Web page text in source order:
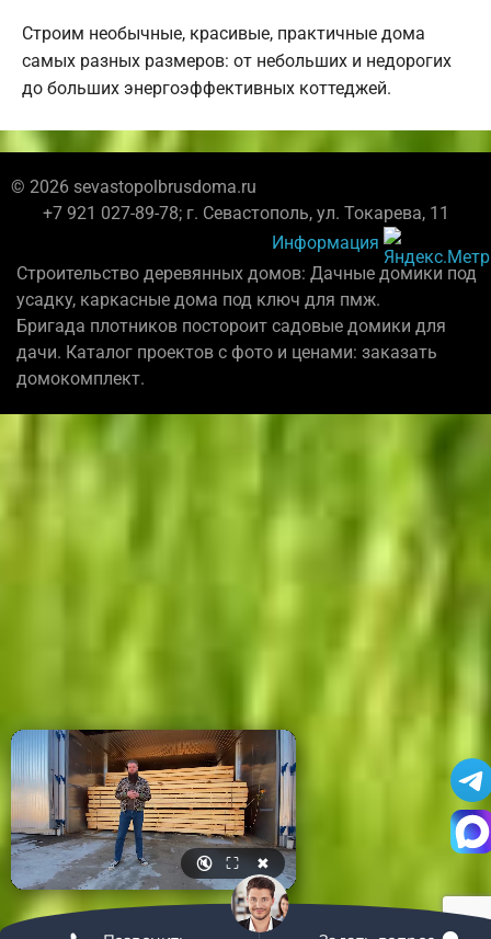
Строим необычные, красивые, практичные дома
самых разных размеров: от небольших и недорогих
до больших энергоэффективных коттеджей.
© 2026 sevastopolbrusdoma.ru
+7 921 027-89-78; г. Севастополь, ул. Токарева, 11
Информация
Строительство деревянных домов: Дачные домики под
усадку, каркасные дома под ключ для пмж.
Бригада плотников постороит садовые домики для
дачи. Каталог проектов с фото и ценами: заказать
домокомплект.
🔇 ⛶ ✖